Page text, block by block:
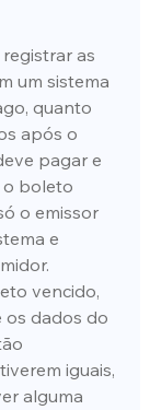
as
um sistema
quanto
após o
pagar e
o boleto
o emissor
e
vencido,
os dados do
iguais,
alguma